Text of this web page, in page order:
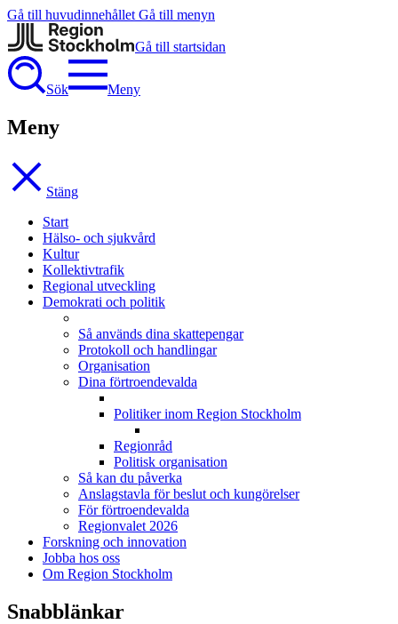
Gå till huvudinnehållet Gå till menyn
Gå till startsidan
Sök Meny
Meny
Stäng
Start
Hälso- och sjukvård
Kultur
Kollektivtrafik
Regional utveckling
Demokrati och politik
Så används dina skattepengar
Protokoll och handlingar
Organisation
Dina förtroendevalda
Politiker inom Region Stockholm
Regionråd
Politisk organisation
Så kan du påverka
Anslagstavla för beslut och kungörelser
För förtroendevalda
Regionvalet 2026
Forskning och innovation
Jobba hos oss
Om Region Stockholm
Snabblänkar